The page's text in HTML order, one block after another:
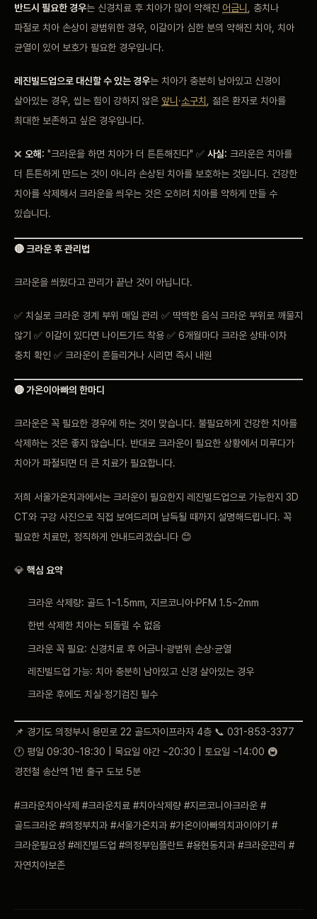
반드시 필요한 경우는 신경치료 후 치아가 많이 약해진 어금니
, 충치나
파절로 치아 손상이 광범위한 경우, 이갈이가 심한 분의 약해진 치아, 치아
균열이 있어 보호가 필요한 경우입니다.
레진빌드업으로 대신할 수 있는 경우는 치아가 충분히 남아있고 신경이
살아있는 경우, 씹는 힘이 강하지 않은 앞니 ·소구치 , 젊은 환자로 치아를
최대한 보존하고 싶은 경우입니다.
❌ 오해: "크라운을 하면 치아가 더 튼튼해진다" ✅ 사실: 크라운은 치아를
더 튼튼하게 만드는 것이 아니라 손상된 치아를 보호하는 것입니다. 건강한
치아를 삭제해서 크라운을 씌우는 것은 오히려 치아를 약하게 만들 수
있습니다.
🔴 크라운 후 관리법
크라운을 씌웠다고 관리가 끝난 것이 아닙니다.
✅ 치실로 크라운 경계 부위 매일 관리 ✅ 딱딱한 음식 크라운 부위로 깨물지
않기 ✅ 이갈이 있다면 나이트가드 착용 ✅ 6개월마다 크라운 상태·이차
충치 확인 ✅ 크라운이 흔들리거나 시리면 즉시 내원
🔴 가온이아빠의 한마디
크라운은 꼭 필요한 경우에 하는 것이 맞습니다. 불필요하게 건강한 치아를
삭제하는 것은 좋지 않습니다. 반대로 크라운이 필요한 상황에서 미루다가
치아가 파절되면 더 큰 치료가 필요합니다.
저희 서울가온치과에서는 크라운이 필요한지 레진빌드업으로 가능한지 3D
CT와 구강 사진으로 직접 보여드리며 납득될 때까지 설명해드립니다. 꼭
필요한 치료만, 정직하게 안내드리겠습니다 😊
💎 핵심 요약
크라운 삭제량: 골드 1~1.5mm, 지르코니아·PFM 1.5~2mm
한번 삭제한 치아는 되돌릴 수 없음
크라운 꼭 필요: 신경치료 후 어금니·광범위 손상·균열
레진빌드업 가능: 치아 충분히 남아있고 신경 살아있는 경우
크라운 후에도 치실·정기검진 필수
📌 경기도 의정부시 용민로 22 골드자이프라자 4층 📞 031-853-3377
🕐 평일 09:30~18:30 | 목요일 야간 ~20:30 | 토요일 ~14:00 🚇
경전철 송산역 1번 출구 도보 5분
#크라운치아삭제 #크라운치료 #치아삭제량 #지르코니아크라운 #
골드크라운 #의정부치과 #서울가온치과 #가온이아빠의치과이야기 #
크라운필요성 #레진빌드업 #의정부임플란트 #용현동치과 #크라운관리 #
자연치아보존